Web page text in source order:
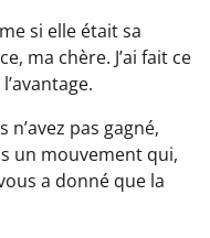
si elle était sa
ma chère. J’ai fait ce
pas gagné,
un mouvement qui,
a donné que la